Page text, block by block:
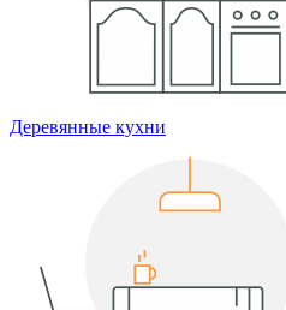
Деревянные кухни